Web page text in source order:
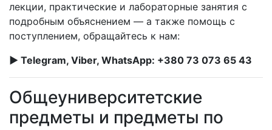
лекции, практические и лабораторные занятия с
подробным объяснением — а также помощь с
поступлением, обращайтесь к нам:
► Telegram, Viber, WhatsApp: +380 73 073 65 43
Общеуниверситетские
предметы и предметы по